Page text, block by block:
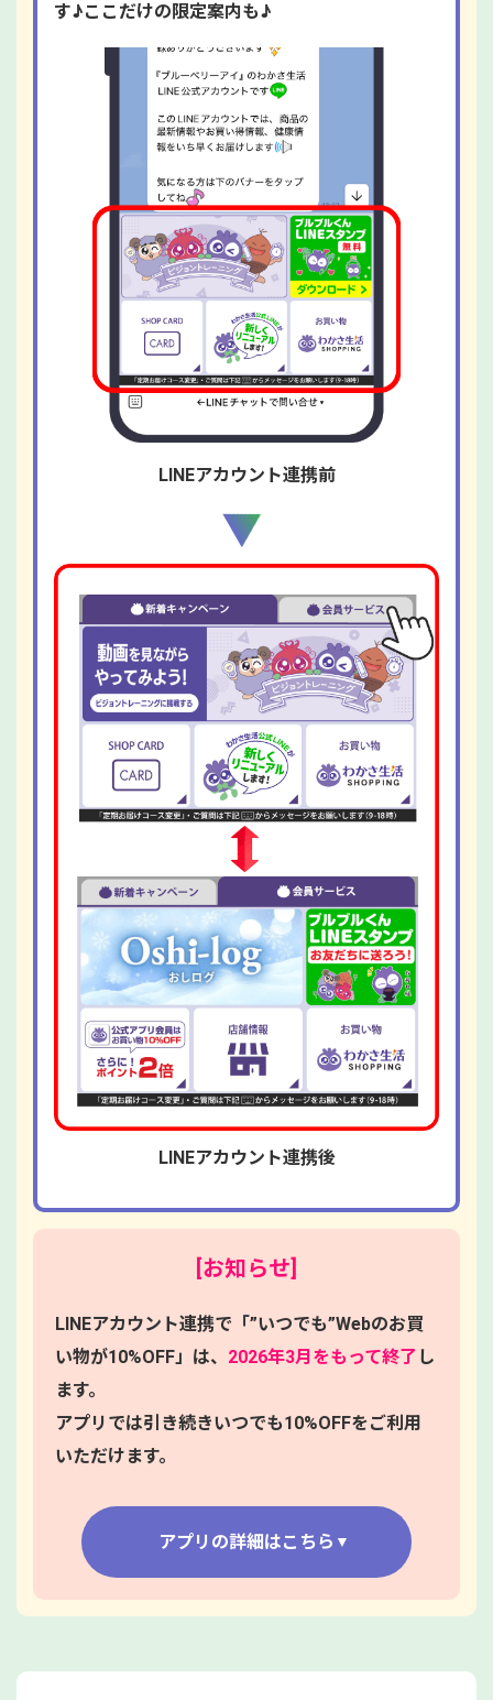
す♪ここだけの限定案内も♪
LINEアカウント連携前
LINEアカウント連携後
[お知らせ]
LINEアカウント連携で「”いつでも”Webのお買
い物が10%OFF」は、 2026年3月をもって終了 し
ます。
アプリでは引き続きいつでも10%OFFをご利用
いただけます。
アプリの詳細はこちら